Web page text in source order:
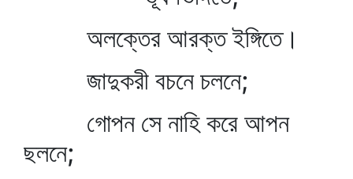
অলক্তের আরক্ত ইঙ্গিতে।
জাদুকরী বচনে চলনে;
গোপন সে নাহি করে আপন
ছলনে;